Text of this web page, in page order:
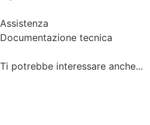
Assistenza
Documentazione tecnica
Ti potrebbe interessare anche...